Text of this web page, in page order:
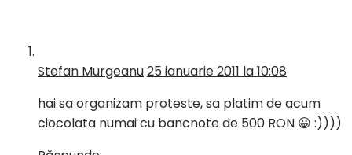
Stefan Murgeanu25 ianuarie 2011 la 10:08
hai sa organizam proteste, sa platim de acum
ciocolata numai cu bancnote de 500 RON 😀 :))))